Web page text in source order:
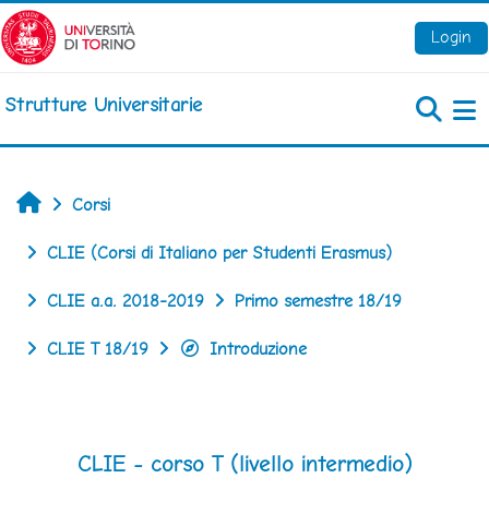
Vai al contenuto principale
Login
Strutture Universitarie
Home
Corsi
CLIE (Corsi di Italiano per Studenti Erasmus)
CLIE a.a. 2018-2019 Primo semestre 18/19
CLIE T 18/19 Introduzione
CLIE - corso T (livello intermedio)